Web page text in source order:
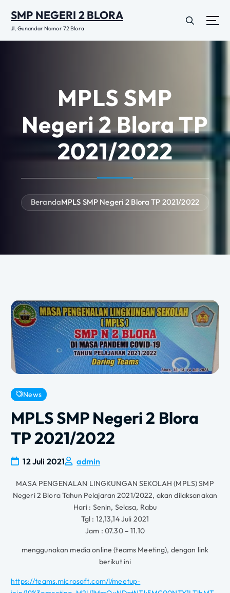
a
SMP NEGERI 2 BLORA
Jl, Gunandar Nomor 72 Blora
MPLS SMP
Negeri 2 Blora TP
2021/2022
BerandaMPLS SMP Negeri 2 Blora TP 2021/2022
News
MPLS SMP Negeri 2 Blora
TP 2021/2022
12 Juli 2021 admin
MASA PENGENALAN LINGKUNGAN SEKOLAH (MPLS) SMP
Negeri 2 Blora Tahun Pelajaran 2021/2022, akan dilaksanakan
Hari : Senin, Selasa, Rabu
Tgl : 12,13,14 Juli 2021
Jam : 07.30 – 11.10
menggunakan media online (teams Meeting), dengan link
berikut ini
https://teams.microsoft.com/l/meetup-